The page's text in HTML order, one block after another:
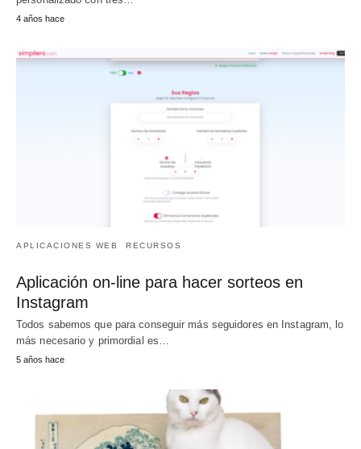
4 años hace
APLICACIONES WEB RECURSOS
Aplicación on-line para hacer sorteos en
Instagram
Todos sabemos que para conseguir más seguidores en Instagram, lo
más necesario y primordial es…
5 años hace